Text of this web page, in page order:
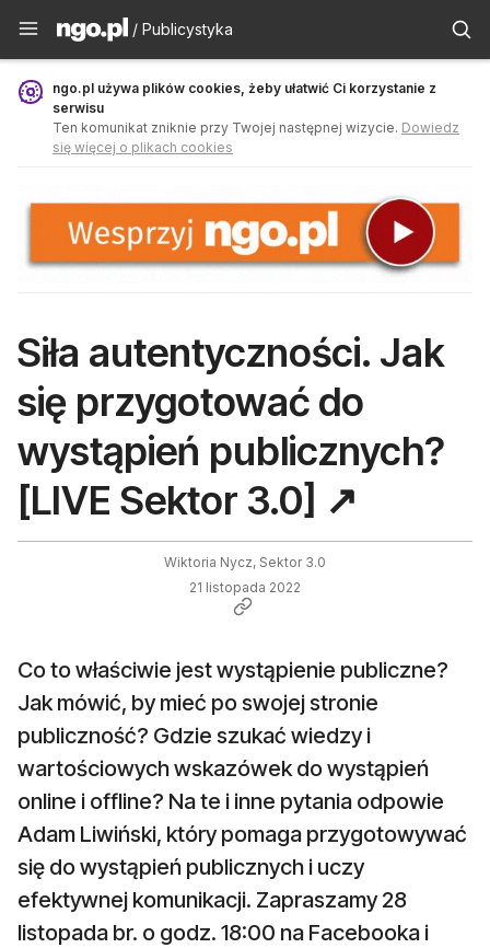
Publicystyka - ngo.pl
/ Publicystyka
ngo.pl używa plików cookies, żeby ułatwić Ci korzystanie z
serwisu
Ten komunikat zniknie przy Twojej następnej wizycie. Dowiedz
się więcej o plikach cookies
Siła autentyczności. Jak
się przygotować do
wystąpień publicznych?
[LIVE Sektor 3.0] ↗️
Wiktoria Nycz, Sektor 3.0
21 listopada 2022
Co to właściwie jest wystąpienie publiczne?
Jak mówić, by mieć po swojej stronie
publiczność? Gdzie szukać wiedzy i
wartościowych wskazówek do wystąpień
online i offline? Na te i inne pytania odpowie
Adam Liwiński, który pomaga przygotowywać
się do wystąpień publicznych i uczy
efektywnej komunikacji. Zapraszamy 28
listopada br. o godz. 18:00 na Facebooka i